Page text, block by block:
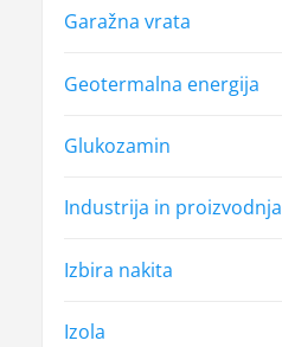
Garažna vrata
Geotermalna energija
Glukozamin
Industrija in proizvodnja
Izbira nakita
Izola